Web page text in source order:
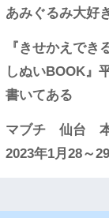
あみぐるみ大好
『きせかえで
しぬいBOOK』
書いてある
マブチ 仙台 本
2023年1月28～